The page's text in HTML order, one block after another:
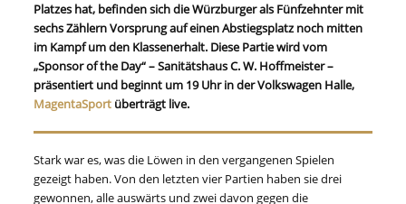
Platzes hat, befinden sich die Würzburger als Fünfzehnter mit
sechs Zählern Vorsprung auf einen Abstiegsplatz noch mitten
im Kampf um den Klassenerhalt. Diese Partie wird vom
„Sponsor of the Day“ – Sanitätshaus C. W. Hoffmeister –
präsentiert und beginnt um 19 Uhr in der Volkswagen Halle,
MagentaSport überträgt live.
Stark war es, was die Löwen in den vergangenen Spielen
gezeigt haben. Von den letzten vier Partien haben sie drei
gewonnen, alle auswärts und zwei davon gegen die